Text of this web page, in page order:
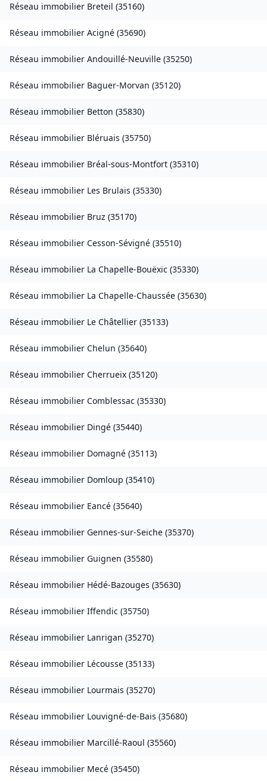
Réseau immobilier Breteil (35160)
Réseau immobilier Acigné (35690)
Réseau immobilier Andouillé-Neuville (35250)
Réseau immobilier Baguer-Morvan (35120)
Réseau immobilier Betton (35830)
Réseau immobilier Bléruais (35750)
Réseau immobilier Bréal-sous-Montfort (35310)
Réseau immobilier Les Brulais (35330)
Réseau immobilier Bruz (35170)
Réseau immobilier Cesson-Sévigné (35510)
Réseau immobilier La Chapelle-Bouëxic (35330)
Réseau immobilier La Chapelle-Chaussée (35630)
Réseau immobilier Le Châtellier (35133)
Réseau immobilier Chelun (35640)
Réseau immobilier Cherrueix (35120)
Réseau immobilier Comblessac (35330)
Réseau immobilier Dingé (35440)
Réseau immobilier Domagné (35113)
Réseau immobilier Domloup (35410)
Réseau immobilier Eancé (35640)
Réseau immobilier Gennes-sur-Seiche (35370)
Réseau immobilier Guignen (35580)
Réseau immobilier Hédé-Bazouges (35630)
Réseau immobilier Iffendic (35750)
Réseau immobilier Lanrigan (35270)
Réseau immobilier Lécousse (35133)
Réseau immobilier Lourmais (35270)
Réseau immobilier Louvigné-de-Bais (35680)
Réseau immobilier Marcillé-Raoul (35560)
Réseau immobilier Mecé (35450)